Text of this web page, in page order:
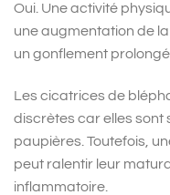
Oui. Une activité
une augmentation de
un gonflement prolongé
Les cicatrices de
discrètes car elles sont
paupières. Toutefois,
peut ralentir leur
inflammatoire.